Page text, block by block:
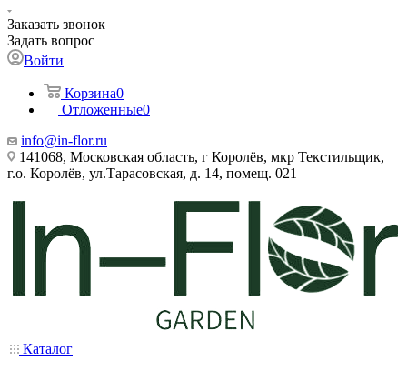
Заказать звонок
Задать вопрос
Войти
Корзина0
Отложенные0
info@in-flor.ru
141068, Московская область, г Королёв, мкр Текстильщик,
г.о. Королёв, ул.Тарасовская, д. 14, помещ. 021
Каталог